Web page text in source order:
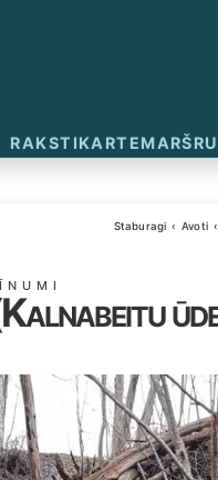
RAKSTIKARTE
Staburagi Avoti